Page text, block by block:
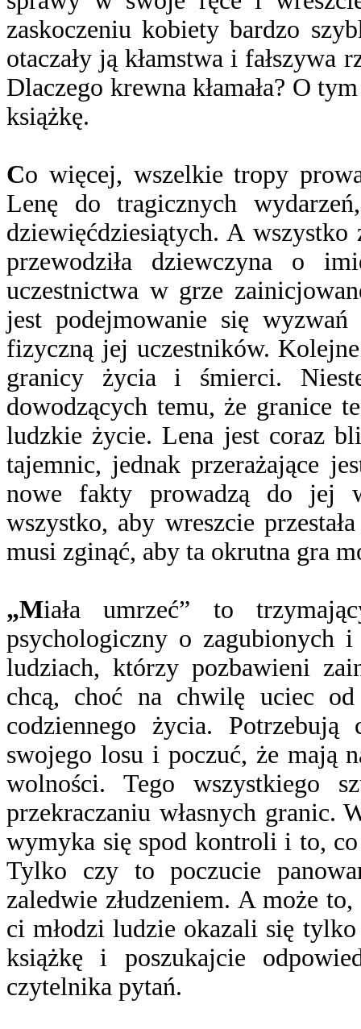
zaskoczeniu kobiety bardzo
otaczały ją kłamstwa i fałszywa
Dlaczego krewna kłamała? O
książkę.
Co więcej, wszelkie tropy
Lenę do tragicznych
dziewięćdziesiątych. A
przewodziła dziewczyna o
uczestnictwa w grze
jest podejmowanie się wyzwań
fizyczną jej uczestników.
granicy życia i śmierci.
dowodzących temu, że granice
ludzkie życie. Lena jest coraz
tajemnic, jednak przerażające
nowe fakty prowadzą do jej
wszystko, aby wreszcie
musi zginąć, aby ta okrutna gra
„Miała umrzeć” to
psychologiczny o zagubionych i
ludziach, którzy pozbawieni
chcą, choć na chwilę uciec
codziennego życia.
swojego losu i poczuć, że mają
wolności. Tego wszystkiego
przekraczaniu własnych granic.
wymyka się spod kontroli i to,
Tylko czy to poczucie
zaledwie złudzeniem. A może
ci młodzi ludzie okazali się
książkę i poszukajcie
czytelnika pytań.